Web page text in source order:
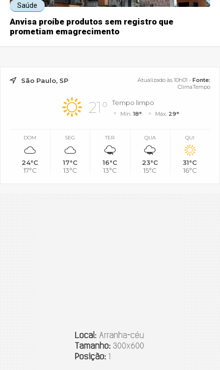
Saúde
Anvisa proíbe produtos sem registro que
prometiam emagrecimento
São Paulo, SP Atualizado às 10h01 - Fonte:
ClimaTempo
21° Tempo limpo
Mín.18° Máx. 29°
DOM
24°C
17°C
SEG
17°C
13°C
TER
16°C
13°C
QUA
23°C
15°C
QUI
31°C
16°C